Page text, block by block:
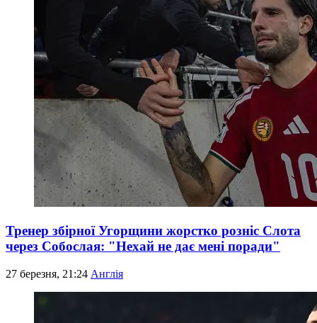
Тренер збірної Угорщини жорстко розніс Слота
через Собослая: "Нехай не дає мені поради"
27 березня, 21:24 Англія